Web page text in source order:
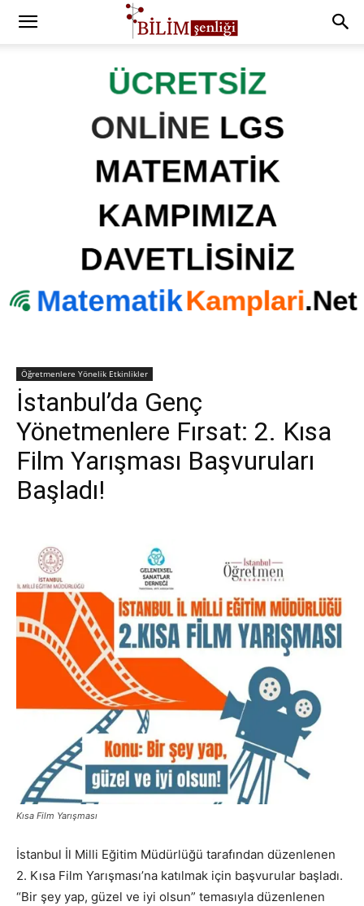
Öğretmenlere Yönelik Etkinlikler
İstanbul’da Genç
Yönetmenlere Fırsat: 2. Kısa
Film Yarışması Başvuruları
Başladı!
Kısa Film Yarışması
İstanbul İl Milli Eğitim Müdürlüğü tarafından düzenlenen
2. Kısa Film Yarışması’na katılmak için başvurular başladı.
“Bir şey yap, güzel ve iyi olsun” temasıyla düzenlenen